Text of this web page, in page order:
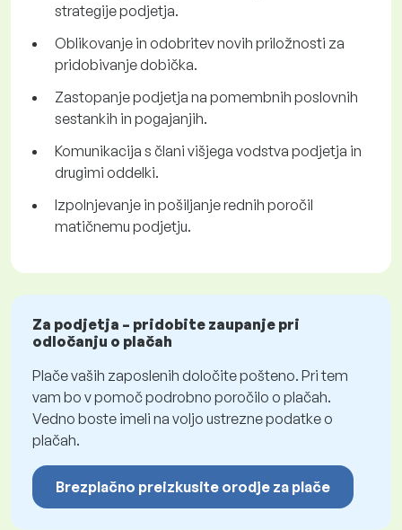
strategije podjetja.
Oblikovanje in odobritev novih priložnosti za
pridobivanje dobička.
Zastopanje podjetja na pomembnih poslovnih
sestankih in pogajanjih.
Komunikacija s člani višjega vodstva podjetja in
drugimi oddelki.
Izpolnjevanje in pošiljanje rednih poročil
matičnemu podjetju.
Za podjetja – pridobite zaupanje pri
odločanju o plačah
Plače vaših zaposlenih določite pošteno. Pri tem
vam bo v pomoč podrobno poročilo o plačah.
Vedno boste imeli na voljo ustrezne podatke o
plačah.
Brezplačno preizkusite orodje za plače